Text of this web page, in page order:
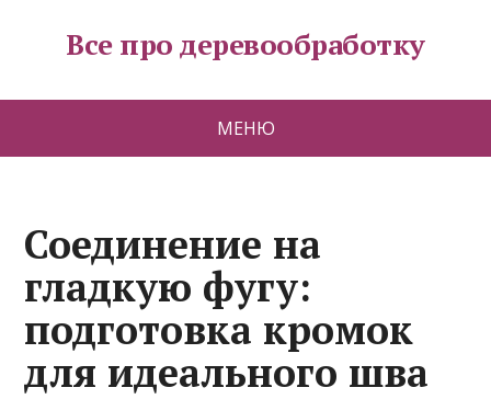
Все про деревообработку
МЕНЮ
Соединение на
гладкую фугу:
подготовка кромок
для идеального шва